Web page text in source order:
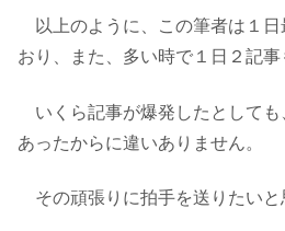
以上のように、この筆者は１日
おり、また、多い時で１日２記事
いくら記事が爆発したとしても
あったからに違いありません。
その頑張りに拍手を送りたいと